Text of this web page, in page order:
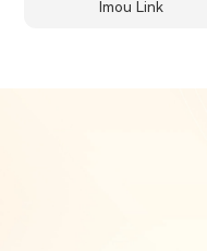
Imou Link